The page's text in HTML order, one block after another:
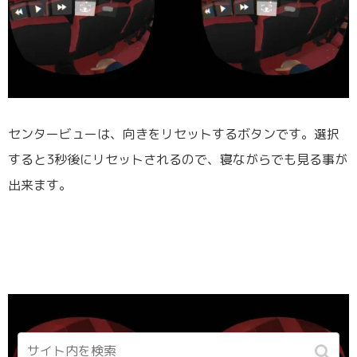
センタービューは、向きをリセットするボタンです。選択
すると3秒後にリセットされるので、寝ながらでも見る事が
出来ます。